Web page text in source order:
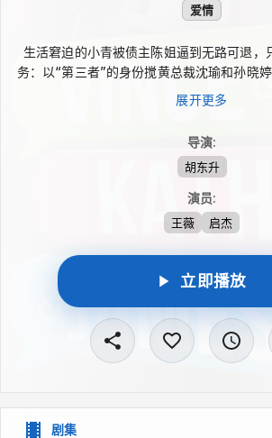
爱情
生活窘迫的小青被债主陈姐逼到无路可退，
务：以“第三者”的身份搅黄总裁沈瑜和孙晓
自己、展开诱惑计划，却因醉酒误上沈瑜的
出了全部安排。沈瑜看穿后并未拆穿，反而
瞒而伤心离开，沈瑜也开始追寻自己真
展开更多
导演:
胡东升
演员:
王薇 启杰
立即播放
剧集